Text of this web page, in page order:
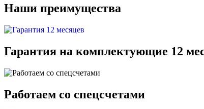
Наши преимущества
Гарантия на комплектующие 12
Работаем со спецсчетами